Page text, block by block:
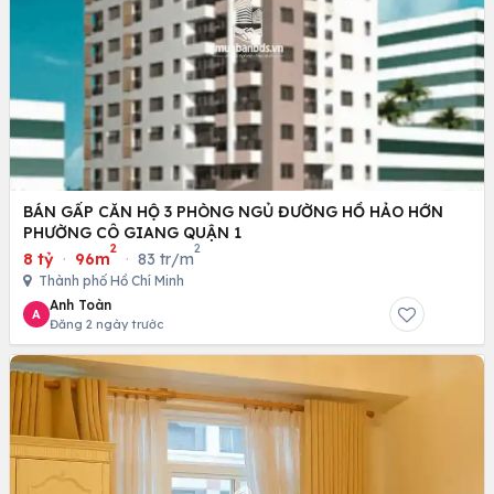
BÁN GẤP CĂN HỘ 3 PHÒNG NGỦ ĐƯỜNG HỒ HẢO HỚN
PHƯỜNG CÔ GIANG QUẬN 1
8 tỷ · 96m
2
· 83 tr/m
2
Thành phố Hồ Chí Minh
A
Anh Toàn
Đăng 2 ngày trước